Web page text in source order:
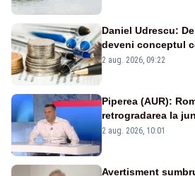
Daniel Udrescu:
deveni conceptul
viitoare?
2 aug. 2026, 09:22
Piperea (AUR):
retrogradarea la
catastrofă pentru
2 aug. 2026, 10:01
Avertisment